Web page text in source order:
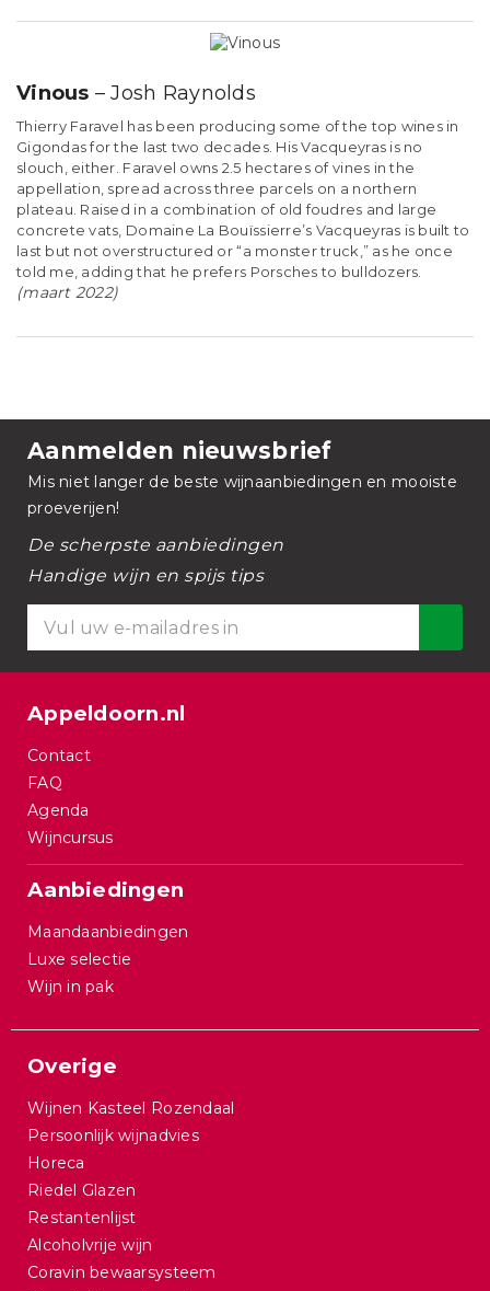
Vinous – Josh Raynolds
Thierry Faravel has been producing some of the top wines in
Gigondas for the last two decades. His Vacqueyras is no
slouch, either. Faravel owns 2.5 hectares of vines in the
appellation, spread across three parcels on a northern
plateau. Raised in a combination of old foudres and large
concrete vats, Domaine La Bouïssierre’s Vacqueyras is built to
last but not overstructured or “a monster truck,” as he once
told me, adding that he prefers Porsches to bulldozers.
(maart 2022)
Aanmelden nieuwsbrief
Mis niet langer de beste wijnaanbiedingen en mooiste
proeverijen!
De scherpste aanbiedingen
Handige wijn en spijs tips
Appeldoorn.nl
Contact
FAQ
Agenda
Wijncursus
Aanbiedingen
Maandaanbiedingen
Luxe selectie
Wijn in pak
Overige
Wijnen Kasteel Rozendaal
Persoonlijk wijnadvies
Horeca
Riedel Glazen
Restantenlijst
Alcoholvrije wijn
Coravin bewaarsysteem